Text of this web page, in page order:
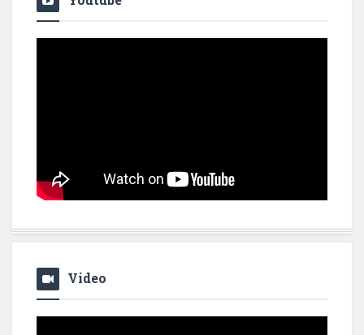
Video